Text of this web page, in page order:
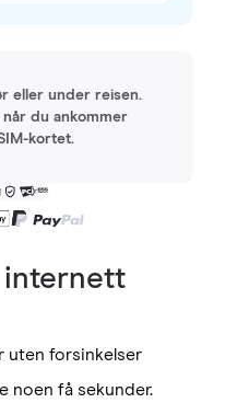
eller under reisen.
du ankommer
kortet.
internett
uten forsinkelser
noen få sekunder.